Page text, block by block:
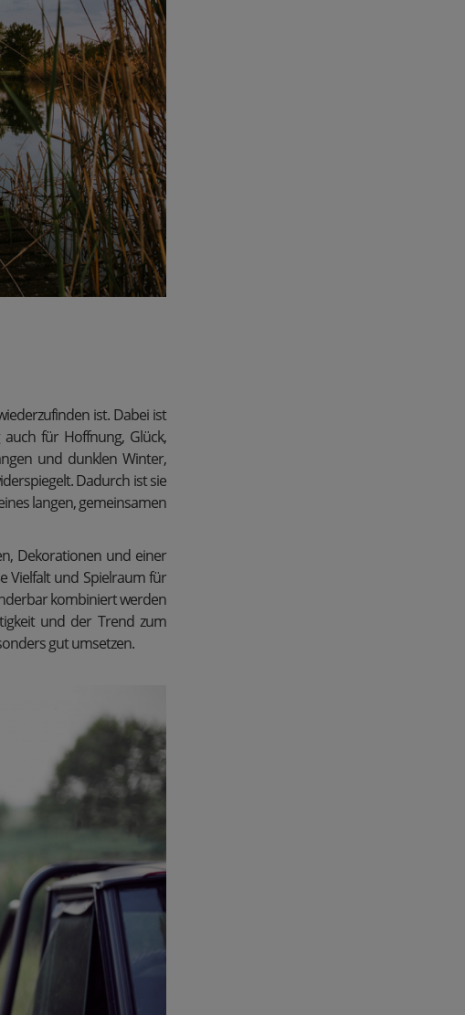
ist. Dabei ist
für Hoffnung, Glück,
und dunklen Winter,
Dadurch ist sie
langen, gemeinsamen
Dekorationen und einer
Vielfalt und Spielraum für
kombiniert werden
und der Trend zum
gut umsetzen.